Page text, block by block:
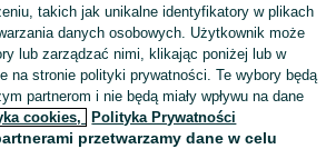
takich jak unikalne identyfikatory w plikach
danych osobowych. Użytkownik może
lub zarządzać nimi, klikając poniżej lub w
na stronie polityki prywatności. Te wybory będą
partnerom i nie będą miały wpływu na dane
cookies, Polityka Prywatności
przetwarzamy dane w celu